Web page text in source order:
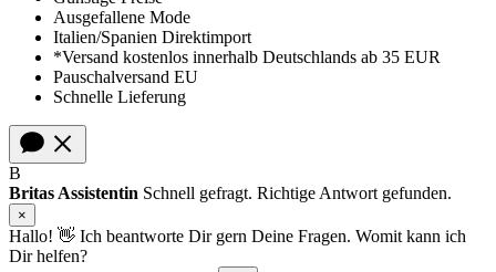
Ausgefallene Mode
Italien/Spanien Direktimport
*Versand kostenlos innerhalb Deutschlands ab 35 EUR
Pauschalversand EU
Schnelle Lieferung
B
Britas Assistentin Schnell gefragt. Richtige Antwort gefunden.
×
Hallo! 👋 Ich beantworte Dir gern Deine Fragen. Womit kann ich
Dir helfen?